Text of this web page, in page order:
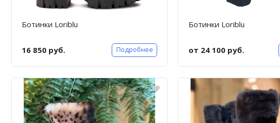
Ботинки Loriblu
16 850 руб. Подробнее
Ботинки Loriblu
от 24 100 руб.